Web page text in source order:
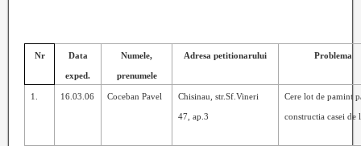
Nr Data
exped.
Numele,
prenumele
Adresa petitionarului Problema
1. 16.03.06 Coceban Pavel Chisinau, str.Sf.Vineri
47, ap.3
Cere lot de pamint
constructia casei de